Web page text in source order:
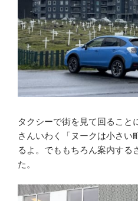
タクシーで街を見て回ること
さんいわく「ヌークは小さい
るよ。でももちろん案内する
た。